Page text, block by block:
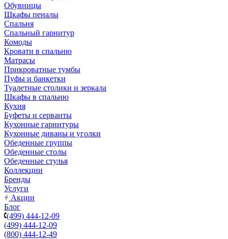
Обувницы
Шкафы пеналы
Спальня
Спальный гарнитур
Комоды
Кровати в спальню
Матрасы
Прикроватные тумбы
Пуфы и банкетки
Туалетные столики и зеркала
Шкафы в спальню
Кухня
Буфеты и серванты
Кухонные гарнитуры
Кухонные диваны и уголки
Обеденные группы
Обеденные столы
Обеденные стулья
Коллекции
Бренды
Услуги
Акции
Блог
(499) 444-12-09
(499) 444-12-09
(800) 444-12-49